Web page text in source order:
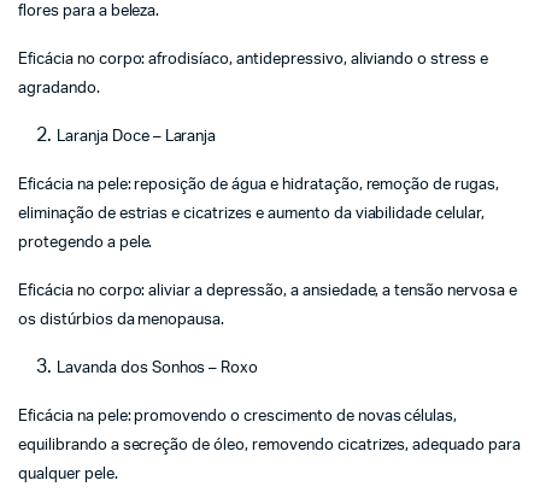
flores para a beleza.
Eficácia no corpo: afrodisíaco, antidepressivo, aliviando o stress e
agradando.
Laranja Doce – Laranja
Eficácia na pele: reposição de água e hidratação, remoção de rugas,
eliminação de estrias e cicatrizes e aumento da viabilidade celular,
protegendo a pele.
Eficácia no corpo: aliviar a depressão, a ansiedade, a tensão nervosa e
os distúrbios da menopausa.
Lavanda dos Sonhos – Roxo
Eficácia na pele: promovendo o crescimento de novas células,
equilibrando a secreção de óleo, removendo cicatrizes, adequado para
qualquer pele.